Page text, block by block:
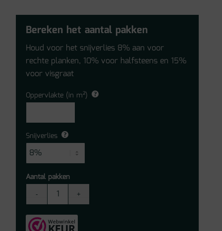
Bereken het aantal pakken
Houd voor het snijverlies 8% aan voor
rechte planken, 10% voor halfsteens en 15%
voor visgraat
Oppervlakte (in m²)
Snijverlies
Aantal pakken
Palazzo
770